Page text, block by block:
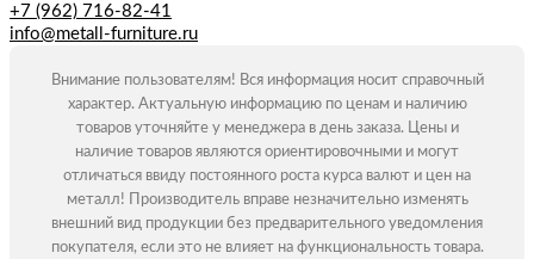
+7 (962) 716-82-41
info@metall-furniture.ru
Внимание пользователям! Вся информация носит справочный
характер. Актуальную информацию по ценам и наличию
товаров уточняйте у менеджера в день заказа. Цены и
наличие товаров являются ориентировочными и могут
отличаться ввиду постоянного роста курса валют и цен на
металл! Производитель вправе незначительно изменять
внешний вид продукции без предварительного уведомления
покупателя, если это не влияет на функциональность товара.